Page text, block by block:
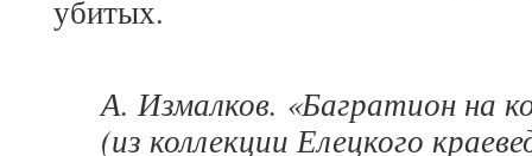
убитых.
А. Измалков. «Багратион на
(из коллекции Елецкого